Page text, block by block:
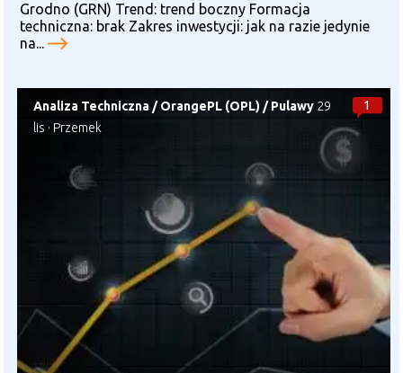
Grodno (GRN) Trend: trend boczny Formacja
techniczna: brak Zakres inwestycji: jak na razie jedynie
na...
1
Analiza Techniczna /OrangePL (OPL) /Pulawy 29
lis · Przemek